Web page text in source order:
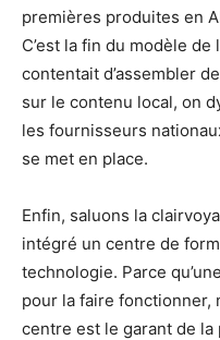
premières produites en
C’est la fin du modèle de
contentait d’assembler
sur le contenu local, on
les fournisseurs
se met en place.
Enfin, saluons la
intégré un centre de
technologie. Parce
pour la faire fonctionner,
centre est le garant de